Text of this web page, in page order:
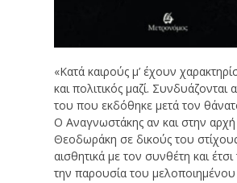
«Κατά καιρούς μ’ έχουν
και πολιτικός μαζί.
του που εκδόθηκε μετά τον
Ο Αναγνωστάκης αν και στην
Θεοδωράκη σε δικούς του στίχους,
αισθητικά με τον συνθέτη και
την παρουσία του